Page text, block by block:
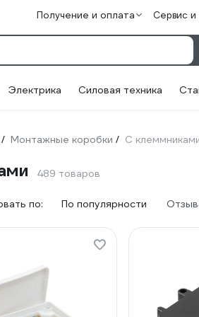
Получение и оплата Сервис
Электрика Силовая техника
/ Монтажные коробки / С
489 товаров
по: По популярности